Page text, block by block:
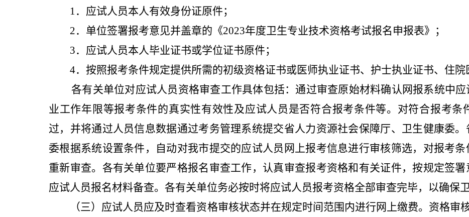
1．应试人员本人有效身份证原件；
2．单位签署报考意见并盖章的《2023年度卫生专业技术资格考试报名申报表》；
3．应试人员本人毕业证书或学位证书原件；
4．按照报考条件规定提供所需的初级资格证书或医师执业证书、护士执业证书、 住院
各有关单位对应试人员资格审查工作具体包括：通过审查原始材料确认网报系统中
业工作年限等报考条件的真实性有效性及应试人员是否符合报考条件等。 对符合报考条
过，并将通过人员信息数据通过考务管理系统提交省人力资源社会保障厅、卫生健康委
委根据系统设置条件，自动对我市提交的应试人员网上报考信息进行审核筛选，对报考条
重新审查。 各有关单位要严格报名审查工作，认真审查报考资格和有关证件，按规定签
应试人员报名材料备查。 各有关单位务必按时将应试人员报考资格全部审查完毕，以确保
（三）应试人员应及时查看资格审核状态并在规定时间范围内进行网上缴费。资格审